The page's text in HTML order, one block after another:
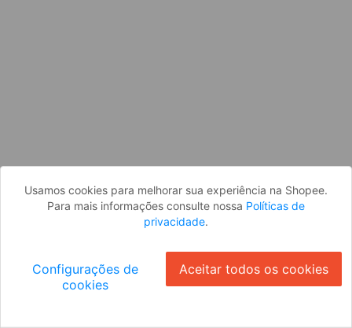
Usamos cookies para melhorar sua experiência na Shopee.
Para mais informações consulte nossa Políticas de
privacidade.
Configurações de
cookies
Aceitar todos os cookies